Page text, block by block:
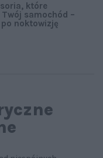
które
samochód –
noktowizję